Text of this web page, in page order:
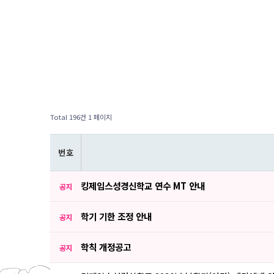
Total 196건 1 페이지
번 호
공지 킹제임스성경신학교 연수 MT 안내
공지 학기 기한 조정 안내
공지 학칙 개정공고